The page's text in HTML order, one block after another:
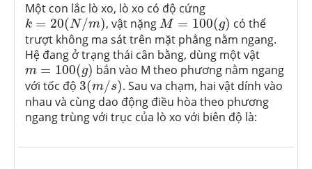
Một con lắc lò xo, lò xo có độ cứng
k = 20(N /m)
k=20(N/m) , vật nặngM = 100(g)
M= 100(g)
có thể
trượt không ma sát trên mặt phẳng nằm ngang.
Hệ đang ở trạng thái cân bằng, dùng một vật
m = 100(g)
m=100(g)
bắn vào M theo phương nằm ngang
với tốc độ 3(m/s)
3(m/s) . Sau va chạm, hai vật dính vào
nhau và cùng dao động điều hòa theo phương
ngang trùng với trục của lò xo với biên độ là: